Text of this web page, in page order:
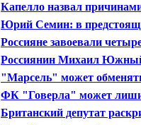
Капелло назвал
Акинфеева и неточность
Юрий Семин: в
намерен подстраиваться
Россияне завоевали
по велотреку
Россиянин Михаил Южный
"Марсель" может
в "Валенсию"
ФК "Говерла" может
чемпионате Украины из-
Британский депутат